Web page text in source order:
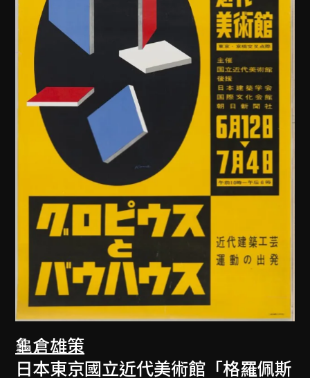
龜倉雄策
日本東京國立近代美術館「格羅佩斯